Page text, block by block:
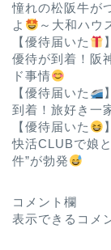
憧れの松阪牛が
よ
～大和ハウ
【優待届いた
優待が到着！阪
ド事情
【優待届いた
到着！旅好き一
【優待届いた
快活CLUBで娘
件”が勃発
コメント欄
表示できるコメ